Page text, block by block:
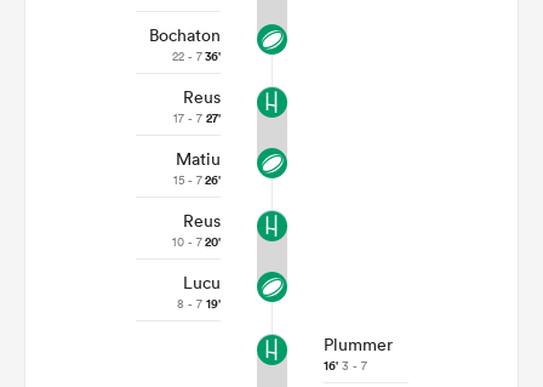
Bochaton
22 - 736'
Reus
17 - 7 27'
Matiu
15 - 726'
Reus
10 - 720'
Lucu
8 - 7 19'
Plummer
16' 3 - 7